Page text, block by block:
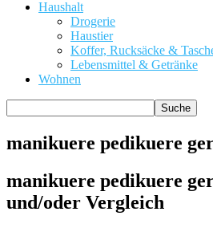
Haushalt
Drogerie
Haustier
Koffer, Rucksäcke &
Lebensmittel & Getränke
Wohnen
manikuere pedikuere
manikuere pedikuere
und/oder Vergleich